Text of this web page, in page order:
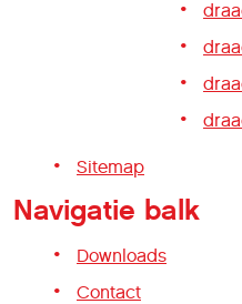
Sitemap
Navigatie balk
Downloads
Contact